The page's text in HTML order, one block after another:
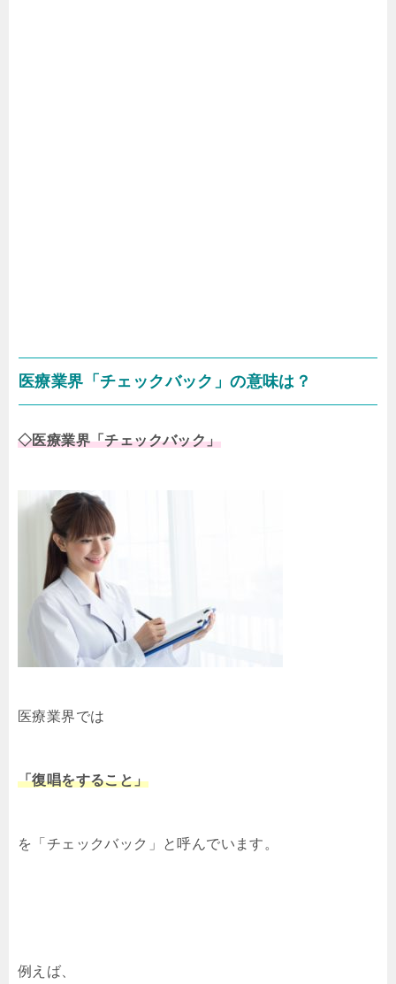
医療業界「チェックバック」の意味は？
◇医療業界「チェックバック」
医療業界では
「復唱をすること」
を「チェックバック」と呼んでいます。
例えば、